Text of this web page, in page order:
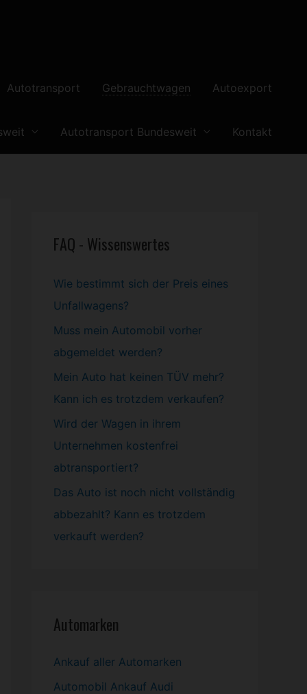
Autotransport Gebrauchtwagen Autoexport
Autotransport Bundesweit Kontakt
FAQ - Wissenswertes
Wie bestimmt sich der Preis eines
Unfallwagens?
Muss mein Automobil vorher
abgemeldet werden?
Mein Auto hat keinen TÜV mehr?
Kann ich es trotzdem verkaufen?
Wird der Wagen in ihrem
Unternehmen kostenfrei
abtransportiert?
Das Auto ist noch nicht vollständig
abbezahlt? Kann es trotzdem
verkauft werden?
Automarken
Ankauf aller Automarken
Automobil Ankauf Audi